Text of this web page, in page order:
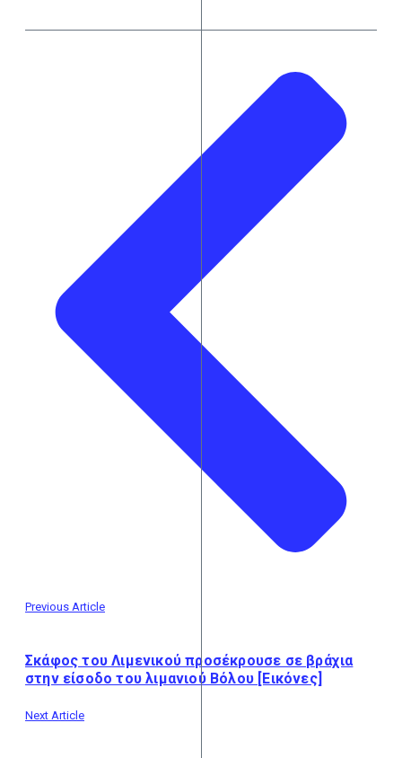
Previous Article
Σκάφος του Λιμενικού προσέκρουσε σε βράχια
στην είσοδο του λιμανιού Βόλου [Εικόνες]
Next Article